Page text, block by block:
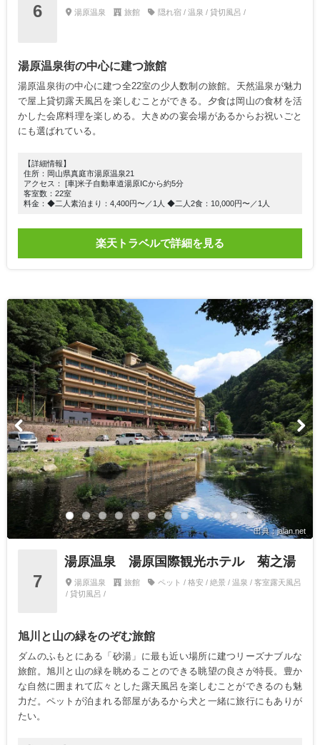
6 湯原温泉 旅館 隠れ宿 / 温泉 / 貸切風呂 /
湯原温泉街の中心に建つ旅館
湯原温泉街の中心に建つ全22室の少人数制の旅館。天然温泉が魅力
で屋上貸切露天風呂を楽しむことができる。夕食は岡山の食材を活
かした会席料理を楽しめる。大きめの宴会場があるからお祝いごと
にも選ばれている。
【詳細情報】
住所：岡山県真庭市湯原温泉21
アクセス： [車]米子自動車道湯原ICから約5分
客室数：22室
料金：◆二人素泊まり：4,400円〜／1人 ◆二人2食：10,000円〜／1人
楽天トラベルで詳細を見る
出典：jalan.net
7
湯原温泉 湯原国際観光ホテル 菊之湯
湯原温泉 旅館
ペット / 格安 / 絶景 / 温泉 / 客室露天風呂
/ 貸切風呂 /
旭川と山の緑をのぞむ旅館
ダムのふもとにある「砂湯」に最も近い場所に建つリーズナブルな
旅館。旭川と山の緑を眺めることのできる眺望の良さが特長。豊か
な自然に囲まれて広々とした露天風呂を楽しむことができるのも魅
力だ。ペットが泊まれる部屋があるから犬と一緒に旅行にもありが
たい。